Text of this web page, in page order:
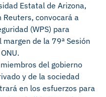
Estatal de Arizona,
convocará a
(WPS) para
de la 79ª Sesión
del gobierno
y de la sociedad
en los esfuerzos para